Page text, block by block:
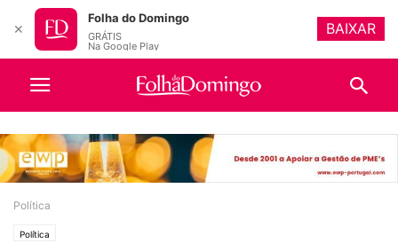
Política
Política
✕
Folha do Domingo
GRÁTIS
Na Google Play
BAIXAR